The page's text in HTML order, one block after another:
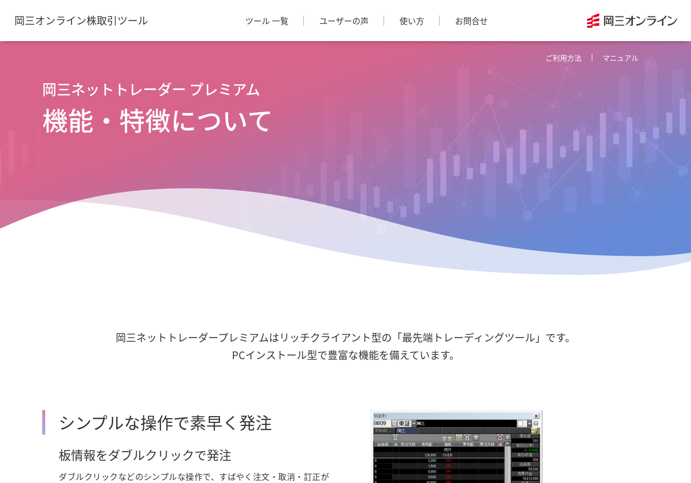
岡三オンライン株取引ツール ツール 一覧 ユーザーの声 使い方 お問合せ
岡三ネットトレーダー プレミアム
機能・特徴について
ご利用方法 マニュアル
岡三ネットトレーダープレミアムはリッチクライアント型の「最先端トレーディングツール」です。
PCインストール型で豊富な機能を備えています。
シンプルな操作で素早く発注
板情報をダブルクリックで発注
ダブルクリックなどのシンプルな操作で、すばやく注文・取消・訂正が